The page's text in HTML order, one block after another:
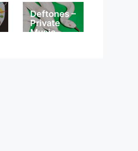
Deftones –
Private
Music